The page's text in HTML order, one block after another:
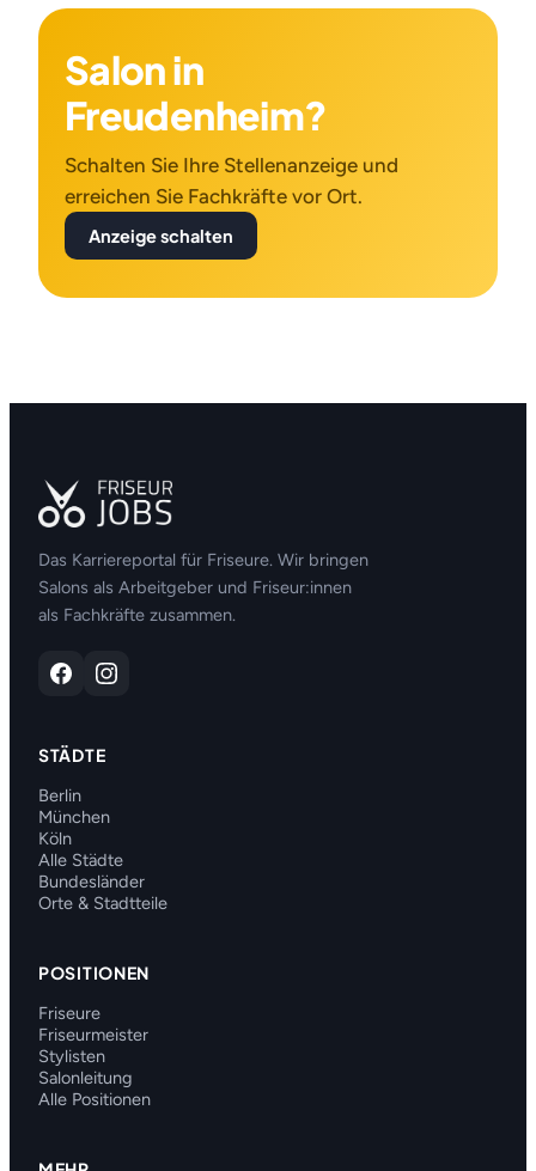
Salon in
Freudenheim?
Schalten Sie Ihre Stellenanzeige und
erreichen Sie Fachkräfte vor Ort.
Anzeige schalten
Das Karriereportal für Friseure. Wir bringen
Salons als Arbeitgeber und Friseur:innen
als Fachkräfte zusammen.
STÄDTE
Berlin
München
Köln
Alle Städte
Bundesländer
Orte & Stadtteile
POSITIONEN
Friseure
Friseurmeister
Stylisten
Salonleitung
Alle Positionen